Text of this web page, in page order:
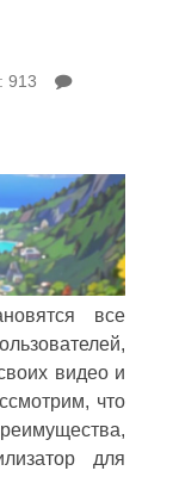
913
все
видео и
что
для